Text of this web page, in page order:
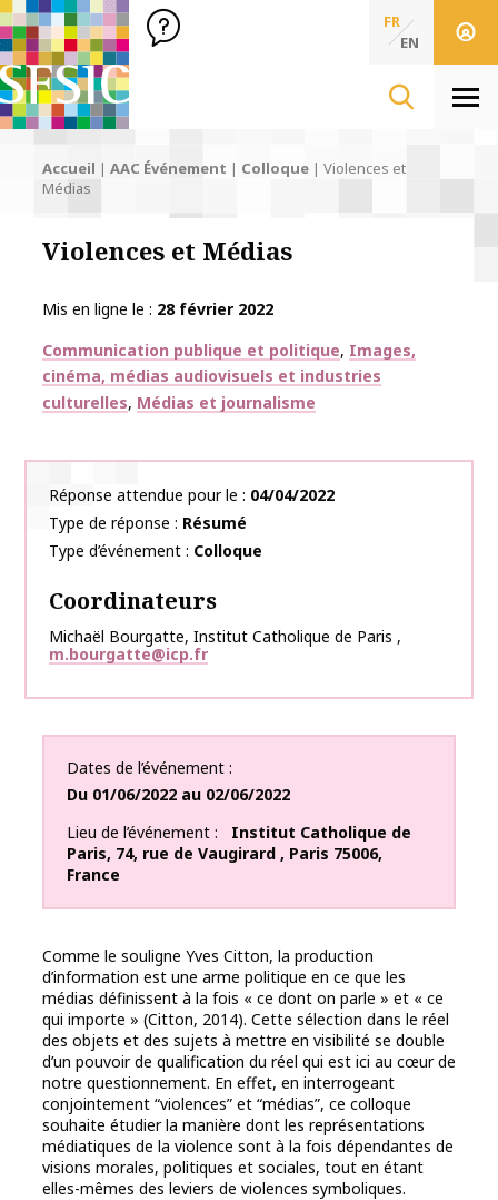
SFSIC Société Française des Sciences de l'Information & de
Société Française des Sciences
de l'Information
FR
EN
Accueil | AAC Événement | Colloque | Violences et
Médias
Violences et Médias
Mis en ligne le
28 février 2022
Thématiques
Communication publique et politique Images,
cinéma, médias audiovisuels et industries
culturelles Médias et journalisme
Réponse attendue pour le
04/04/2022
Type de réponse
Résumé
Type d’événement
Colloque
Coordinateurs
Michaël Bourgatte, Institut Catholique de Paris ,
m.bourgatte@icp.fr
Dates de l’événement
Du 01/06/2022 au 02/06/2022
Lieu de l’événement
Institut Catholique de
Paris, 74, rue de Vaugirard , Paris 75006,
France
Comme le souligne Yves Citton, la production
d’information est une arme politique en ce que les
médias définissent à la fois « ce dont on parle » et « ce
qui importe » (Citton, 2014). Cette sélection dans le réel
des objets et des sujets à mettre en visibilité se double
d’un pouvoir de qualification du réel qui est ici au cœur de
notre questionnement. En effet, en interrogeant
conjointement “violences” et “médias”, ce colloque
souhaite étudier la manière dont les représentations
médiatiques de la violence sont à la fois dépendantes de
visions morales, politiques et sociales, tout en étant
elles-mêmes des leviers de violences symboliques.